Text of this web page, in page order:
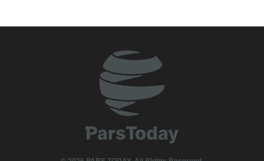
Joe Kent: Komunitas Intelijen AS Tahu Iran Tidak Buat Nuklir, Tapi
Suara Mereka Dibungkam
Anggota Senior Ansarullah: Pernyataan DK PBB Tidak Layak
Legislator Irak: AS Sumber Utama Instabilitas di Kawasan